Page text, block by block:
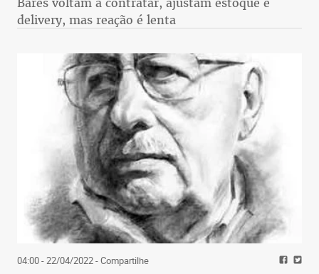
delivery, mas reação é lenta
04:00 - 22/04/2022- Compartilhe